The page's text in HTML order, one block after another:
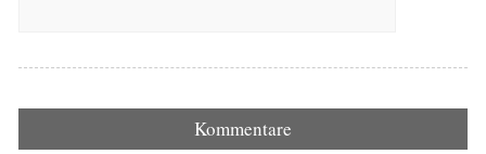
Kommentare